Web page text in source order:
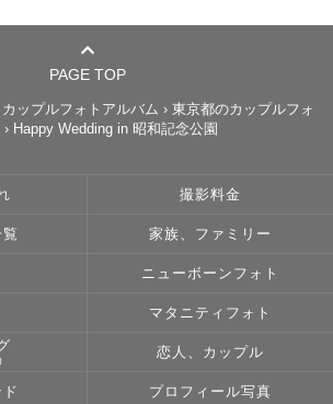
りますが指名していただいた方に
品させて頂きます。（ライトプランや
品枚数に制限があるため対象外です）
ニティフォトの場合はお母さんの体
す。
だきますのでご安心下さい！
をLightroom、Photoshopといったソフ
】
で読んでくださった方。心からありが
PAGE TOP
カップルフォトアルバム › 東京都のカップルフォ
› Happy Wedding in 昭和記念公園
撮影料金
家族、ファミリー
ニューボーンフォト
マタニティフォト
恋人、カップル
プロフィール写真